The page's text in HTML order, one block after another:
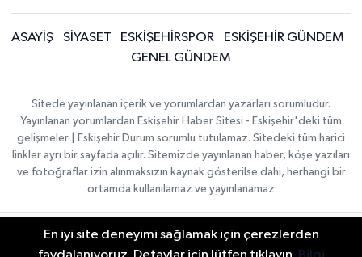
ASAYİŞ SİYASET ESKİŞEHİRSPOR
ESKİŞEHİR GÜNDEM
GENEL GÜNDEM
Sitede yayınlanan içerik ve yorumlardan yazarları sorumludur.
Yayınlanan yorumlardan Eskişehir Haber Sitesi - Eskişehir'deki tüm
gelişmeler | Eskişehir Durum sorumlu tutulamaz. Sitedeki tüm harici
linkler ayrı bir sayfada açılır. Sitemizde yayınlanan haber, köşe yazıları
ve fotoğraflar izin alınmaksızın kaynak gösterilse dahi, herhangi bir
ortamda kullanılamaz ve yayınlanamaz
Gizlilik Sözleşmesi
Hakkımızda
İletişim
Topluluk Kuralları
Haber Yazılımı:
En iyi site deneyimi sağlamak için çerezlerden